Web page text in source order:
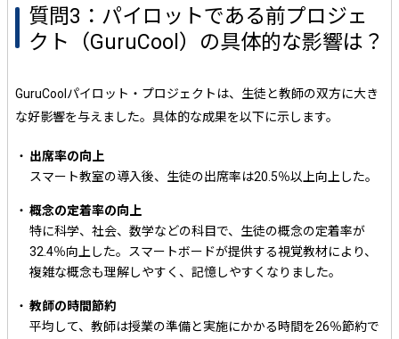
質問3：パイロットである前プロジェ
クト（GuruCool）の具体的な影響は？
GuruCoolパイロット・プロジェクトは、生徒と教師の双方に大き
な好影響を与えました。具体的な成果を以下に示します。
出席率の向上
スマート教室の導入後、生徒の出席率は20.5％以上向上した。
概念の定着率の向上
特に科学、社会、数学などの科目で、生徒の概念の定着率が
32.4％向上した。スマートボードが提供する視覚教材により、
複雑な概念も理解しやすく、記憶しやすくなりました。
教師の時間節約
平均して、教師は授業の準備と実施にかかる時間を26％節約で